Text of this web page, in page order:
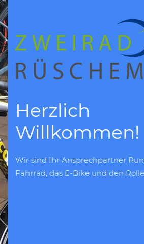
Herzlich
Willkommen!
Wir sind Ihr Ansprechpartner
Fahrrad, das E-Bike und den